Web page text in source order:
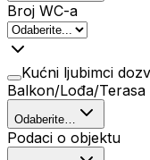
Broj WC-a
Kućni ljubimci
Balkon/Lođa/Terasa
Odaberite…
Podaci o objektu